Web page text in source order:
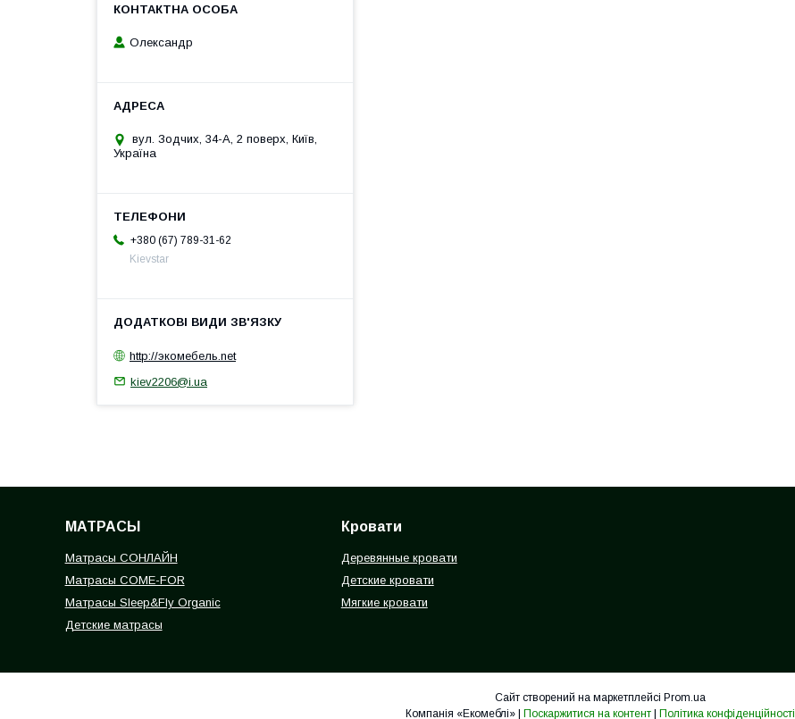
Олександр
вул. Зодчих, 34-А, 2 поверх, Київ,
Україна
+380 (67) 789-31-62
Kievstar
http://экомебель.net
kiev2206@i.ua
МАТРАСЫ
Матрасы СОНЛАЙН
Матрасы COME-FOR
Матрасы Sleep&Fly Organic
Детские матрасы
Кровати
Деревянные кровати
Детские кровати
Мягкие кровати
Сайт створений на маркетплейсі Prom.ua
Поскаржитися на контент Політика конфіденційності